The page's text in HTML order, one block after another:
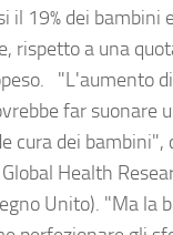
19% dei bambini
rispetto a una
"L'aumento
far suonare
cura dei
Health
Unito). "Ma la